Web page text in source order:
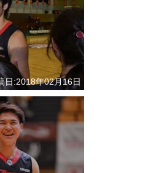
日:2018年02月16日